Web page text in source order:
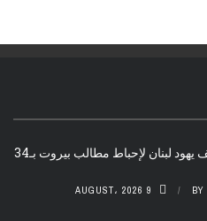
إسرائيل تحيي ملف يهود لبنان لإحباط مطالب بيروت بـ34
BY 9 AUGUST، 2026